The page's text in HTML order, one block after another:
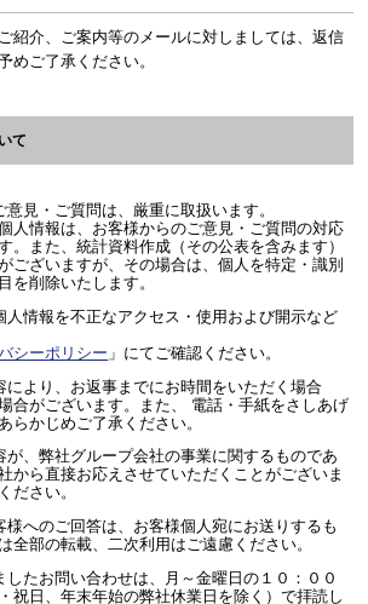
紹介、ご案内等のメールに対しましては、返信
めご了承ください。
て
見・ご質問は、厳重に取扱います。
人情報は、お客様からのご意見・ご質問の対応
。また、統計資料作成（その公表を含みます）
ございますが、その場合は、個人を特定・識別
を削除いたします。
人情報を不正なアクセス・使用および開示など
シーポリシー 」にてご確認ください。
により、お返事までにお時間をいただく場合
がございます。また、 電話・手紙をさしあげ
らかじめご了承ください。
、弊社グループ会社の事業に関するものであ
から直接お応えさせていただくことがございま
ださい。
へのご回答は、お客様個人宛にお送りするも
全部の転載、二次利用はご遠慮ください。
たお問い合わせは、月～金曜日の１０：００
祝日、年末年始の弊社休業日を除く）で拝読し